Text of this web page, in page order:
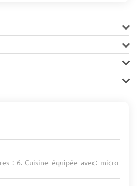
: 6. Cuisine équipée avec: micro-